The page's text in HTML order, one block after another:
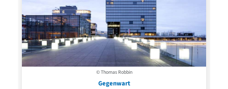
© Thomas Robbin
Gegenwart